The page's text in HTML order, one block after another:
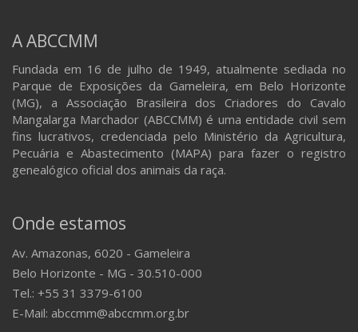
A ABCCMM
Fundada em 16 de julho de 1949, atualmente sediada no
Parque de Exposições da Gameleira, em Belo Horizonte
(MG), a Associação Brasileira dos Criadores do Cavalo
Mangalarga Marchador (ABCCMM) é uma entidade civil sem
fins lucrativos, credenciada pelo Ministério da Agricultura,
Pecuária e Abastecimento (MAPA) para fazer o registro
genealógico oficial dos animais da raça.
Onde estamos
Av. Amazonas, 6020 - Gameleira
Belo Horizonte - MG - 30.510-000
Tel.: +55 31 3379-6100
E-Mail: abccmm@abccmm.org.br